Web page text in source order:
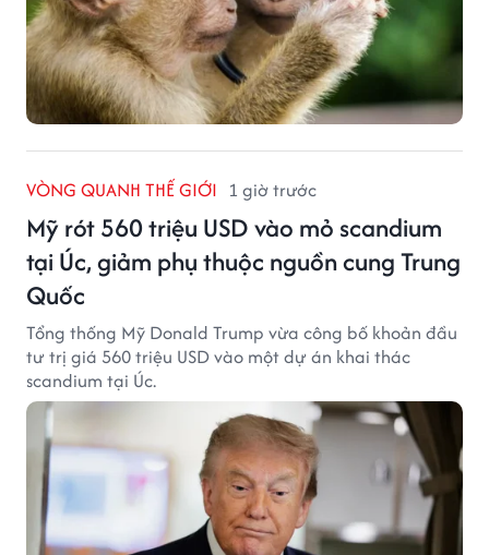
VÒNG QUANH THẾ GIỚI 1 giờ trước
Mỹ rót 560 triệu USD vào mỏ scandium
tại Úc, giảm phụ thuộc nguồn cung Trung
Quốc
Tổng thống Mỹ Donald Trump vừa công bố khoản đầu
tư trị giá 560 triệu USD vào một dự án khai thác
scandium tại Úc.